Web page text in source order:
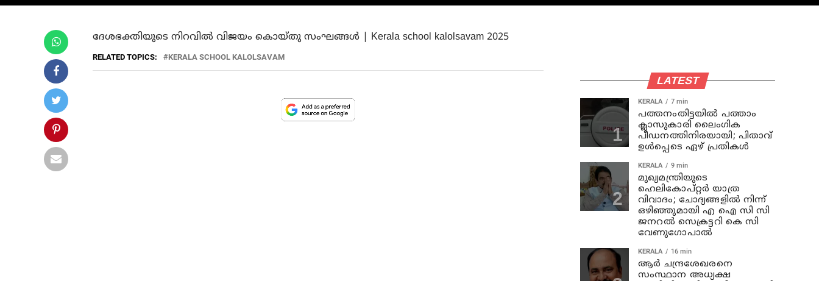
ദേശഭക്തിയുടെ നിറവിൽ വിജയം കൊയ്തു സംഘങ്ങൾ | Kerala school kalolsavam 2025
RELATED TOPICS: KERALA SCHOOL KALOLSAVAM
LATEST
KERALA 7 min
പത്തനംതിട്ടയില്‍ പത്താം
ക്ലാസുകാരി ലൈംഗിക
പീഡനത്തിനിരയായി; പിതാവ്
ഉള്‍പ്പെടെ ഏഴ് പ്രതികള്‍
KERALA 9 min
മുഖ്യമന്ത്രിയുടെ
ഹെലികോപ്റ്റർ യാത്ര
വിവാദം; ചോദ്യങ്ങളിൽ നിന്ന്
ഒഴിഞ്ഞുമായി എ ഐ സി സി
ജനറൽ സെക്രട്ടറി കെ സി
വേണുഗോപാൽ
KERALA 16 min
ആര്‍ ചന്ദ്രശേഖരനെ
സംസ്ഥാന അധ്യക്ഷ